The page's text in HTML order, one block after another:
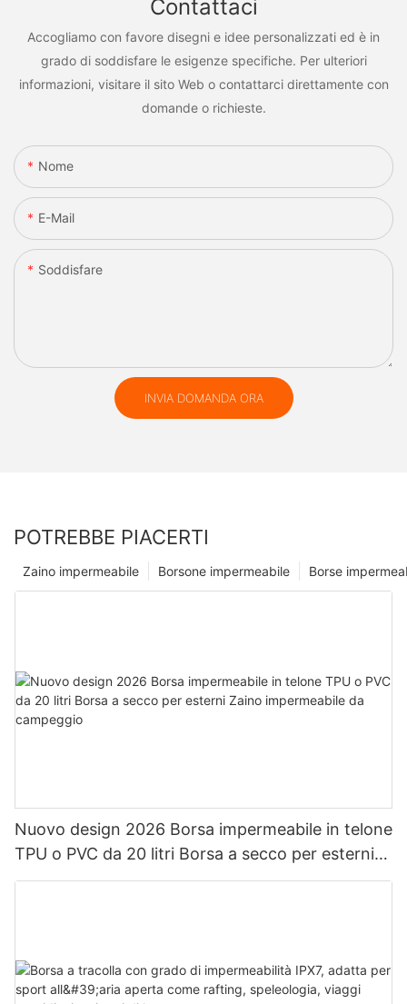
Contattaci
Accogliamo con favore disegni e idee personalizzati ed è in
grado di soddisfare le esigenze specifiche. Per ulteriori
informazioni, visitare il sito Web o contattarci direttamente con
domande o richieste.
Nome
E-Mail
Soddisfare
INVIA DOMANDA ORA
POTREBBE PIACERTI
Borse
Borsone impermeabile
Zaino impermeabile
Nuovo design 2026 Borsa impermeabile in telone
TPU o PVC da 20 litri Borsa a secco per esterni
Zaino impermeabile da campeggio